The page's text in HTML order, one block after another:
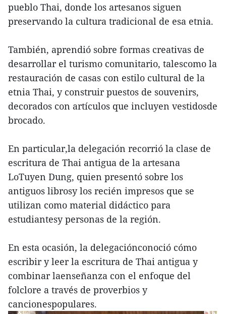
pueblo Thai, donde los artesanos siguen
preservando la cultura tradicional de esa etnia.
También, aprendió sobre formas creativas de
desarrollar el turismo comunitario, talescomo la
restauración de casas con estilo cultural de la
etnia Thai, y construir puestos de souvenirs,
decorados con artículos que incluyen vestidosde
brocado.
En particular,la delegación recorrió la clase de
escritura de Thai antigua de la artesana
LoTuyen Dung, quien presentó sobre los
antiguos librosy los recién impresos que se
utilizan como material didáctico para
estudiantesy personas de la región.
En esta ocasión, la delegaciónconoció cómo
escribir y leer la escritura de Thai antigua y
combinar laenseñanza con el enfoque del
folclore a través de proverbios y
cancionespopulares.